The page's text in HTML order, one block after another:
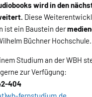
wird in den
Diese
ist ein Baustein der
Büchner Hochschule.
Studium an der WBH
zur Verfügung:
404